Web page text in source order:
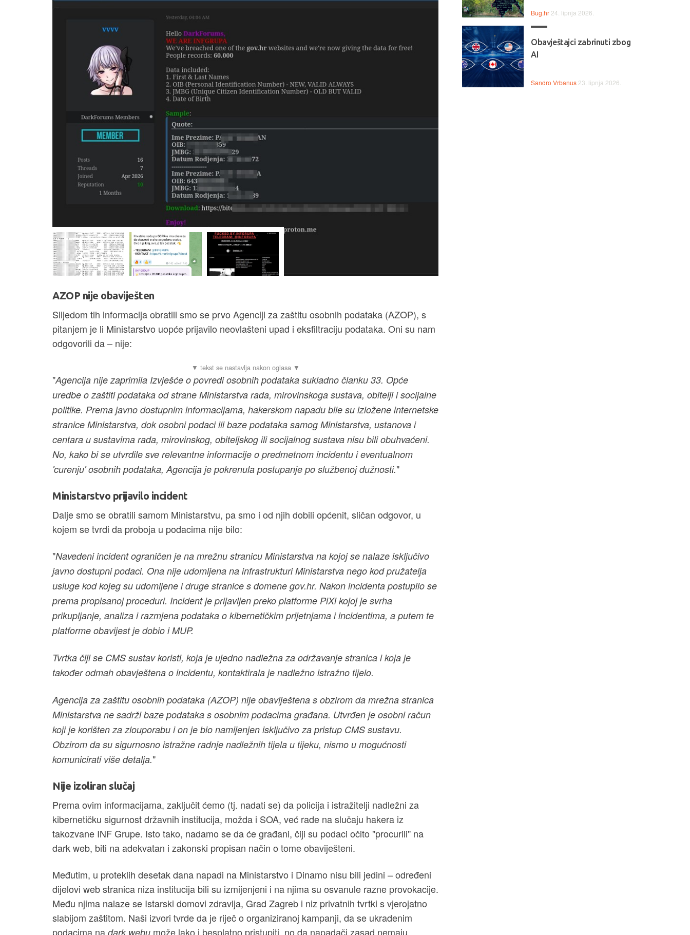
AZOP nije obaviješten
Slijedom tih informacija obratili smo se prvo Agenciji za zaštitu osobnih podataka (AZOP), s
pitanjem je li Ministarstvo uopće prijavilo neovlašteni upad i eksfiltraciju podataka. Oni su nam
odgovorili da – nije:
"Agencija nije zaprimila Izvješće o povredi osobnih podataka sukladno članku 33. Opće
uredbe o zaštiti podataka od strane Ministarstva rada, mirovinskoga sustava, obitelji i socijalne
politike. Prema javno dostupnim informacijama, hakerskom napadu bile su izložene internetske
stranice Ministarstva, dok osobni podaci ili baze podataka samog Ministarstva, ustanova i
centara u sustavima rada, mirovinskog, obiteljskog ili socijalnog sustava nisu bili obuhvaćeni.
No, kako bi se utvrdile sve relevantne informacije o predmetnom incidentu i eventualnom
'curenju' osobnih podataka, Agencija je pokrenula postupanje po službenoj dužnosti."
Ministarstvo prijavilo incident
Dalje smo se obratili samom Ministarstvu, pa smo i od njih dobili općenit, sličan odgovor, u
kojem se tvrdi da proboja u podacima nije bilo:
"Navedeni incident ograničen je na mrežnu stranicu Ministarstva na kojoj se nalaze isključivo
javno dostupni podaci. Ona nije udomljena na infrastrukturi Ministarstva nego kod pružatelja
usluge kod kojeg su udomljene i druge stranice s domene gov.hr. Nakon incidenta postupilo se
prema propisanoj proceduri. Incident je prijavljen preko platforme PiXi kojoj je svrha
prikupljanje, analiza i razmjena podataka o kibernetičkim prijetnjama i incidentima, a putem te
platforme obavijest je dobio i MUP.
Tvrtka čiji se CMS sustav koristi, koja je ujedno nadležna za održavanje stranica i koja je
također odmah obavještena o incidentu, kontaktirala je nadležno istražno tijelo.
Agencija za zaštitu osobnih podataka (AZOP) nije obaviještena s obzirom da mrežna stranica
Ministarstva ne sadrži baze podataka s osobnim podacima građana. Utvrđen je osobni račun
koji je korišten za zlouporabu i on je bio namijenjen isključivo za pristup CMS sustavu.
Obzirom da su sigurnosno istražne radnje nadležnih tijela u tijeku, nismo u mogućnosti
komunicirati više detalja."
Nije izoliran slučaj
Prema ovim informacijama, zaključit ćemo (tj. nadati se) da policija i istražitelji nadležni za
kibernetičku sigurnost državnih institucija, možda i SOA, već rade na slučaju hakera iz
takozvane INF Grupe. Isto tako, nadamo se da će građani, čiji su podaci očito "procurili" na
dark web, biti na adekvatan i zakonski propisan način o tome obaviješteni.
Međutim, u proteklih desetak dana napadi na Ministarstvo i Dinamo nisu bili jedini – određeni
dijelovi web stranica niza institucija bili su izmijenjeni i na njima su osvanule razne provokacije.
Među njima nalaze se Istarski domovi zdravlja, Grad Zagreb i niz privatnih tvrtki s vjerojatno
slabijom zaštitom. Naši izvori tvrde da je riječ o organiziranoj kampanji, da se ukradenim
podacima na dark webu može lako i besplatno pristupiti, no da napadači zasad nemaju
Bug.hr 24. lipnja 2026.
Obavještajci zabrinuti zbog
AI
Sandro Vrbanus 23. lipnja 2026.